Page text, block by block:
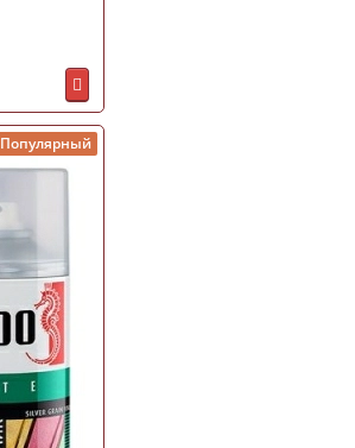
Популярный